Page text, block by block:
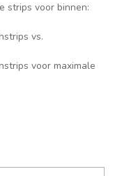
strips voor binnen:
vs.
voor maximale